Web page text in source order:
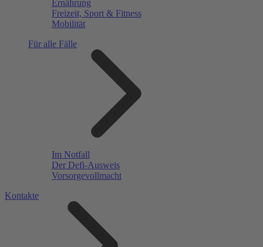
Ernährung
Freizeit, Sport & Fitness
Mobilität
Für alle Fälle
Im Notfall
Der Defi-Ausweis
Vorsorgevollmacht
Kontakte